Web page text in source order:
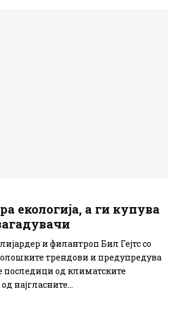
екологија, а ги купува
и филантроп Бил Гејтс со
трендови и предупредува
последици од климатските
најгласните...